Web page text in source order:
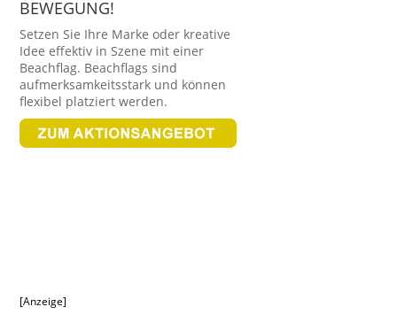
BEWEGUNG!
Setzen Sie Ihre Marke oder kreative
Idee effektiv in Szene mit einer
Beachflag. Beachflags sind
aufmerksamkeitsstark und können
flexibel platziert werden.
[Anzeige]